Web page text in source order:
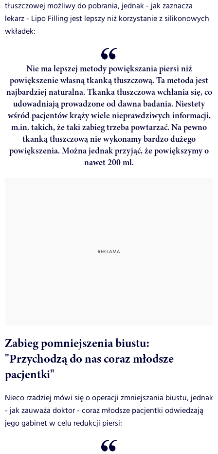
tłuszczowej możliwy do pobrania, jednak - jak zaznacza
lekarz - Lipo Filling jest lepszy niż korzystanie z silikonowych
wkładek:
Nie ma lepszej metody powiększania piersi niż
powiększenie własną tkanką tłuszczową. Ta metoda jest
najbardziej naturalna. Tkanka tłuszczowa wchłania się, co
udowadniają prowadzone od dawna badania. Niestety
wśród pacjentów krąży wiele nieprawdziwych informacji,
m.in. takich, że taki zabieg trzeba powtarzać. Na pewno
tkanką tłuszczową nie wykonamy bardzo dużego
powiększenia. Można jednak przyjąć, że powiększymy o
nawet 200 ml.
Zabieg pomniejszenia biustu:
"Przychodzą do nas coraz młodsze
pacjentki"
Nieco rzadziej mówi się o operacji zmniejszania biustu, jednak
- jak zauważa doktor - coraz młodsze pacjentki odwiedzają
jego gabinet w celu redukcji piersi: